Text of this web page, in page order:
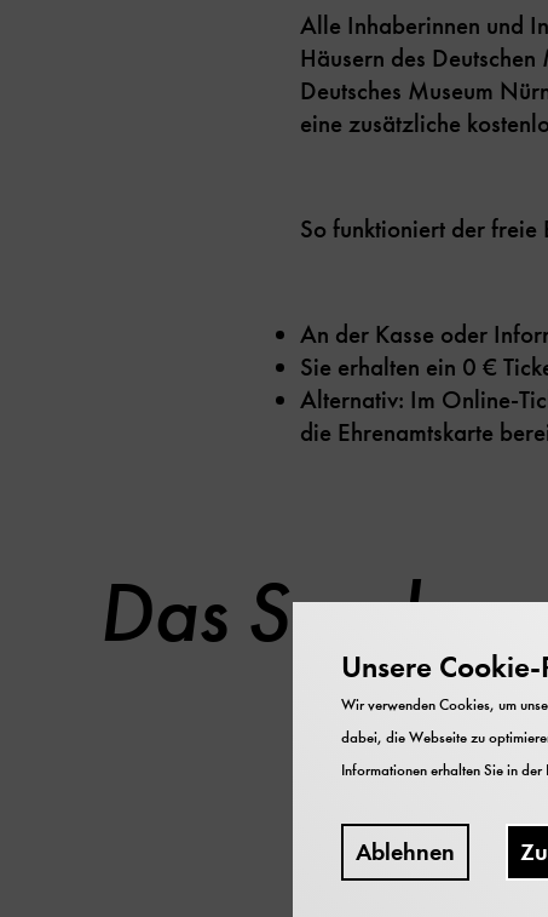
Alle Inhaberinnen und
Häusern des
Deutsches Museum
eine zusätzliche
So funktioniert der freie
An der Kasse oder
Sie erhalten ein 0 €
Alternativ: Im Online-
die Ehrenamtskarte
Das
Unsere
Wir verwenden Cookies, um
dabei, die Webseite zu
Informationen erhalten Sie in der
Ablehnen